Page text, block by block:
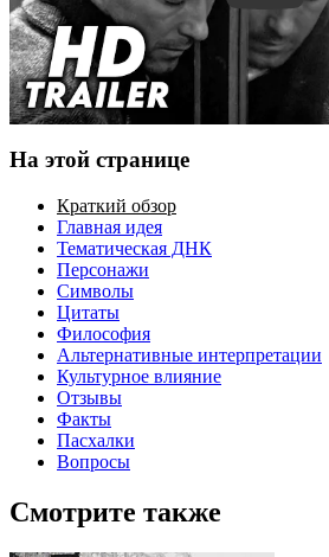
На этой странице
Краткий обзор
Главная идея
Тематическая ДНК
Персонажи
Символы
Цитаты
Философия
Альтернативные интерпретации
Культурное влияние
Отзывы
Факты
Пасхалки
Вопросы
Смотрите также